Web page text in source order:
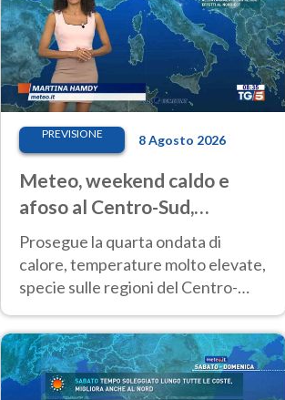
PREVISIONE 8 Agosto 2026
Meteo, weekend caldo e
afoso al Centro-Sud,
temporali sui rilievi
Prosegue la quarta ondata di
calore, temperature molto elevate,
specie sulle regioni del Centro-
aree montuose